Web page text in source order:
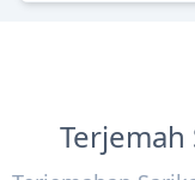
Terjemah